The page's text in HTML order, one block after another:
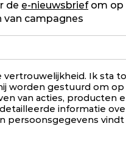
de e-nieuwsbriefom op
van campagnes
vertrouwelijkheid. Ik sta
worden gestuurd om op
van acties, producten
informatie
persoonsgegevens vindt